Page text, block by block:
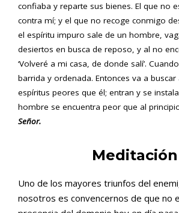
confiaba y reparte sus bienes. El que no
contra mí; y el que no recoge conmigo
el espíritu impuro sale de un hombre,
desiertos en busca de reposo, y al no
‘Volveré a mi casa, de donde salí’.
barrida y ordenada. Entonces va a
espíritus peores que él; entran y se
hombre se encuentra peor que al
Señor.
Meditación
Uno de los mayores triunfos del
nosotros es convencernos de que no